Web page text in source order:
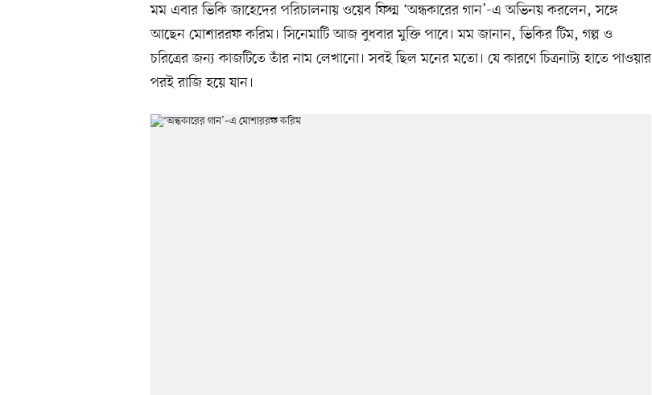
মম এবার ভিকি জাহেদের পরিচালনায় ওয়েব ফিল্ম ‘অন্ধকারের গান’-এ অভিনয় করলেন, সঙ্গে
আছেন মোশাররফ করিম। সিনেমাটি আজ বুধবার মুক্তি পাবে। মম জানান, ভিকির টিম, গল্প ও
চরিত্রের জন্য কাজটিতে তাঁর নাম লেখানো। সবই ছিল মনের মতো। যে কারণে চিত্রনাট্য হাতে পাওয়ার
পরই রাজি হয়ে যান।